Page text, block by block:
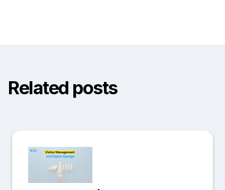
Related posts